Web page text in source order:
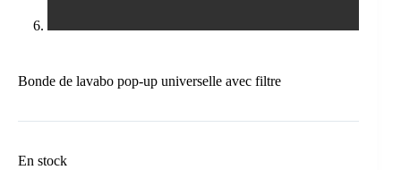
Bonde de lavabo pop-up universelle avec filtre
En stock